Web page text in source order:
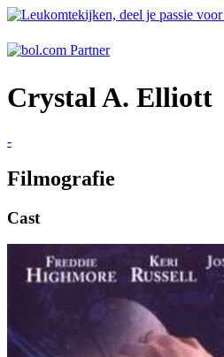
Crystal A. Elliott
-
Filmografie
Cast